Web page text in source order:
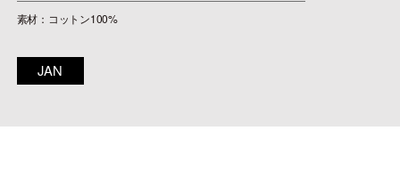
素材：コットン100%
JAN